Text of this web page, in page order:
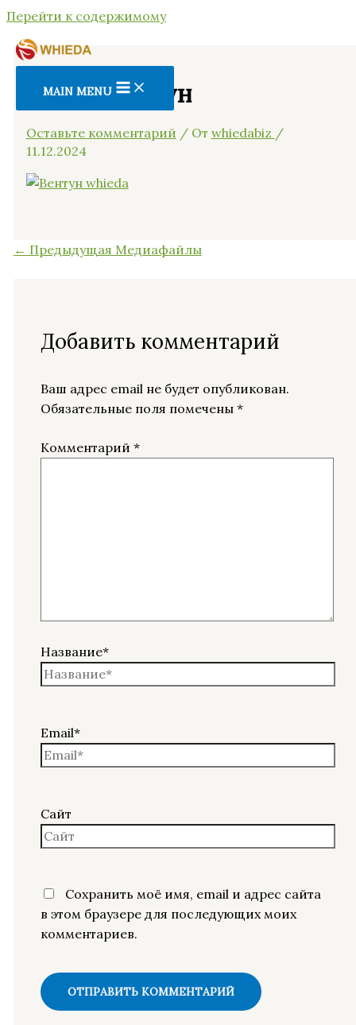
Перейти к содержимому
MAIN MENU
whieda вэнтун
Оставьте комментарий / От whiedabiz /
11.12.2024
← Предыдущая Медиафайлы
Добавить комментарий
Ваш адрес email не будет опубликован.
Обязательные поля помечены *
Комментарий *
Название*
Email*
Сайт
Сохранить моё имя, email и адрес сайта
в этом браузере для последующих моих
комментариев.